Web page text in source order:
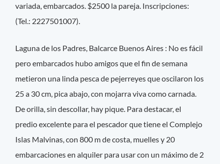
variada, embarcados. $2500 la pareja. Inscripciones:
(Tel.: 2227501007).
Laguna de los Padres, Balcarce Buenos Aires : No es fácil
pero embarcados hubo amigos que el fin de semana
metieron una linda pesca de pejerreyes que oscilaron los
25 a 30 cm, pica abajo, con mojarra viva como carnada.
De orilla, sin descollar, hay pique. Para destacar, el
predio excelente para el pescador que tiene el Complejo
Islas Malvinas, con 800 m de costa, muelles y 20
embarcaciones en alquiler para usar con un máximo de 2